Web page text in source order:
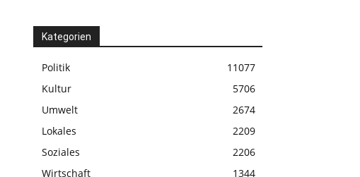
Kategorien
Politik
11077
Kultur
5706
Umwelt
2674
Lokales
2209
Soziales
2206
Wirtschaft
1344